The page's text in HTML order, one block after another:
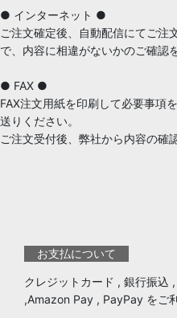
● インターネット ●
ご注文確定後、自動配信にてご注
で、内容に相違がないかのご確認
● FAX ●
FAX注文用紙を印刷して必要事項
送りください。
ご注文受付後、弊社から内容の確
お支払について
クレジットカード , 銀行振込
,Amazon Pay , PayPay をご